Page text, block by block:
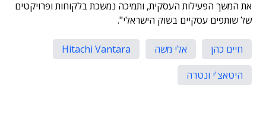
את המשך הפעילות העסקית, ותמיכה נמשכת בלקוחות ופרויקטים
של שותפים עסקיים בשוק הישראלי".
חיים כהן אלי משה
Hitachi Vantara
היטאצ'י ונטרה